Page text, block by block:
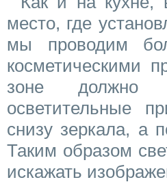
место, где
мы проводим
косметическими
зоне должно
осветительные
снизу зеркала, а
Таким образом
искажать